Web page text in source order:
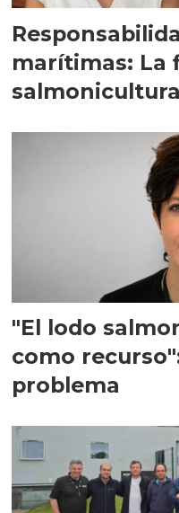
marítimas: La
"El lodo
como
problema